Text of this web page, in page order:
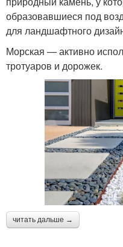
образовавшиеся под
для ландшафтного
Морская — активно
тротуаров и дорожек.
читать дальше →